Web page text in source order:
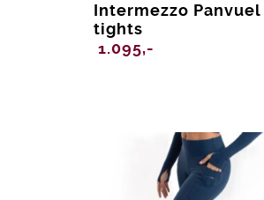
Intermezzo Panvuel
tights
1.095,-